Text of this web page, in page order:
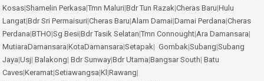
Kosas|Shamelin Perkasa|Tmn Maluri|Bdr Tun Razak|Cheras Baru|Hulu
Langat|Bdr Sri Permaisuri|Cheras Baru|Alam Damai|Damai Perdana|Cheras
Perdana|BTHO|Sg Besi|Bdr Tasik Selatan|Tmn Connought|Ara Damansara|
MutiaraDamansara|KotaDamansara|Setapak| Gombak|Subang|Subang
Jaya|Usj| Balakong| Bdr Sunway|Bdr Utama|Bangsar South| Batu
Caves|Keramat|Setiawangsa|Kl|Rawang|